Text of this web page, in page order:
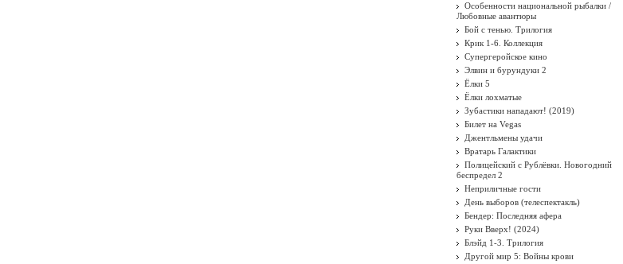
Особенности национальной рыбалки /
Любовные авантюры
Бой с тенью. Трилогия
Крик 1-6. Коллекция
Супергеройское кино
Элвин и бурундуки 2
Ёлки 5
Ёлки лохматые
Зубастики нападают! (2019)
Билет на Vegas
Джентльмены удачи
Вратарь Галактики
Полицейский с Рублёвки. Новогодний
беспредел 2
Неприличные гости
День выборов (телеспектакль)
Бендер: Последняя афера
Руки Вверх! (2024)
Блэйд 1-3. Трилогия
Другой мир 5: Войны крови